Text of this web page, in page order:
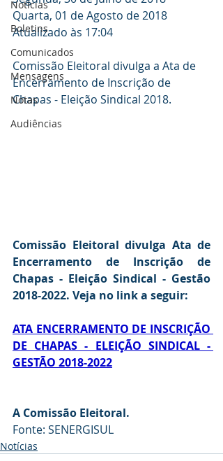
Notícias
Boletins
Comunicados
Mensagens
Notas
Audiências
Quarta, 01 de Agosto de 2018
Atualizado às 17:04
Comissão Eleitoral divulga a Ata de
Encerramento de Inscrição de
Chapas - Eleição Sindical 2018.
Comissão Eleitoral divulga Ata de
Encerramento de Inscrição de
Chapas - Eleição Sindical - Gestão
2018-2022. Veja no link a seguir:
ATA ENCERRAMENTO DE INSCRIÇÃO
DE CHAPAS - ELEIÇÃO SINDICAL -
GESTÃO 2018-2022
A Comissão Eleitoral.
Fonte: SENERGISUL
Notícias